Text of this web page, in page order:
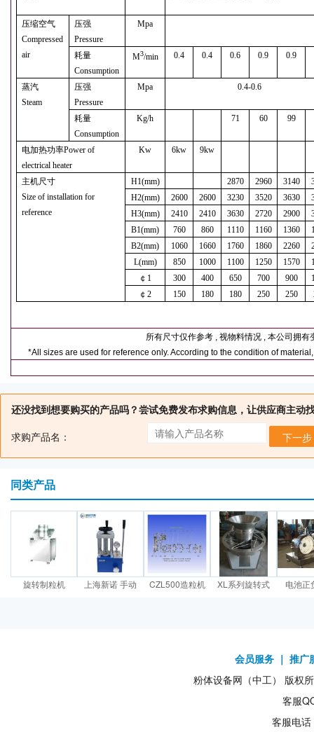
压缩空气
Compressed
air
压强
Pressure
Mpa
耗量
Consumption
M3/min 0.4 0.4 0.6 0.9 0.9
蒸汽
Steam
压强
Pressure
Mpa 0.4-0.6
耗量
Consumption
Kg/h 71 60 99
电加热功率Power of
electrical heater
Kw 6kw 9kw
主机尺寸
Size of installation for
reference
H1(mm) 2870 2960 3140
H2(mm)
2600 2600 3230 3520 3630
H3(mm)
2410 2410 3630 2720 2900
B1(mm)
760 860 1110 1160 1360
B2(mm)
1060 1660 1760 1860 2260
L(mm)
850 1000 1100 1250 1570
￠ 1 300 400 650 700 900
￠2 150 180 180 250 250
所有尺寸仅作参考 , 视物料情况 , 本公司拥有
*All sizes are used for reference only. According to the condition of
还没找到想要购买的产品吗？尝试免费发布求购信息，让供应商主动
求购产品名：
下一步
同类产品
旋转制粒机 上海新诺 手动 CZL500造粒机 XL系列旋转式 电池正
会员服务 ｜ 推广
粉体设备网（中工） 版权
客服
客服电